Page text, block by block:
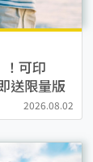
可印
送限量版
2026.08.02